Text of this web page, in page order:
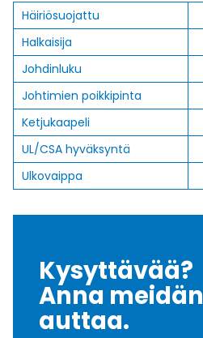
Häiriösuojattu
Halkaisija
Johdinluku
Johtimien poikkipinta
Ketjukaapeli
UL/CSA hyväksyntä
Ulkovaippa
Kysyttävää?
Anna meidän
auttaa.